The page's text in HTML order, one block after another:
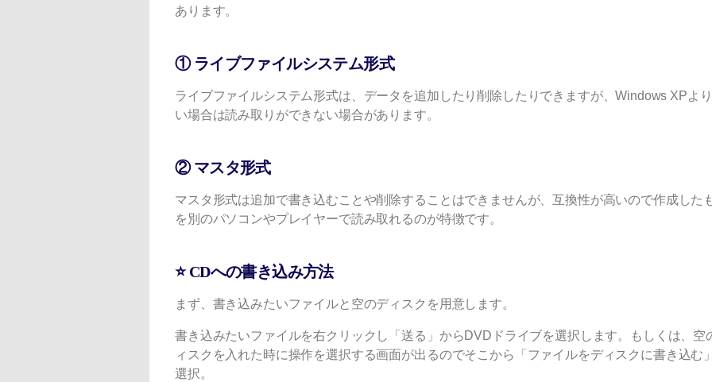
あります。
① ライブファイルシステム形式
ライブファイルシステム形式は、データを追加したり削除したりできますが、Windows XPよ
い場合は読み取りができない場合があります。
② マスタ形式
マスタ形式は追加で書き込むことや削除することはできませんが、互換性が高いので作成した
を別のパソコンやプレイヤーで読み取れるのが特徴です。
⭐ CDへの書き込み方法
まず、書き込みたいファイルと空のディスクを用意します。
書き込みたいファイルを右クリックし「送る」からDVDドライブを選択します。もしくは、空
ィスクを入れた時に操作を選択する画面が出るのでそこから「ファイルをディスクに書き込む
選択。